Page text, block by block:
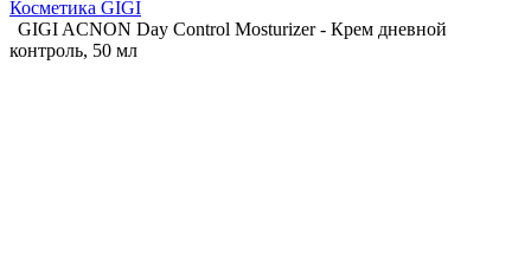
Косметика GIGI
GIGI ACNON Day Control Mosturizer - Крем дневной
контроль, 50 мл